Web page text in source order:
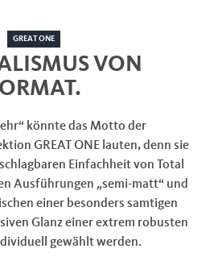
GREAT ONE
VON
könnte das Motto der
GREAT ONE lauten, denn sie
Einfachheit von Total
Ausführungen „semi-matt“ und
einer besonders samtigen
Glanz einer extrem robusten
gewählt werden.